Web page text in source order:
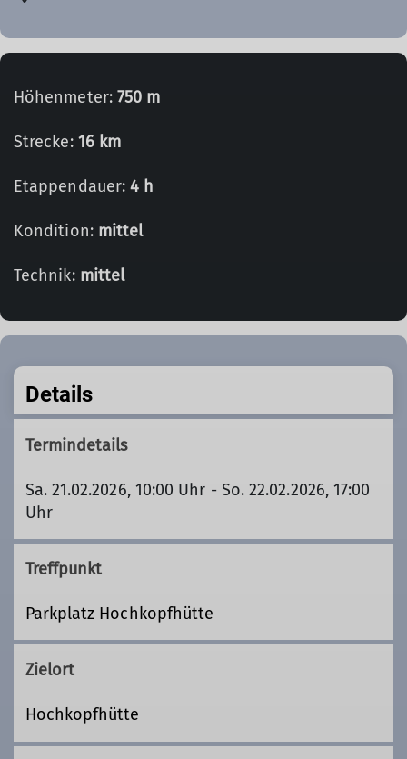
Höhenmeter: 750 m
Strecke: 16 km
Etappendauer:4 h
Kondition: mittel
Technik: mittel
Details
Termindetails
Sa. 21.02.2026, 10:00 Uhr - So. 22.02.2026, 17:00
Uhr
Treffpunkt
Parkplatz Hochkopfhütte
Zielort
Hochkopfhütte